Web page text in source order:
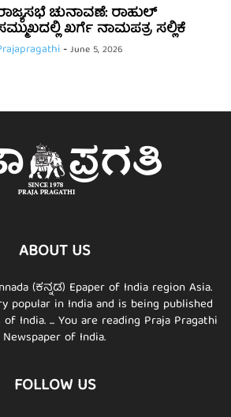
ಚುನಾವಣೆ: ರಾಹುಲ್
ಖರ್ಗೆ ನಾಮಪತ್ರ ಸಲ್ಲಿಕೆ
-June 5, 2026
ABOUT US
(ಕನ್ನಡ) Epaper of India region Asia.
popular in India and is being published
India. ... You are reading Praja Pragathi
Newspaper of India.
FOLLOW US